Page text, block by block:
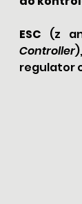
ESC (z
Controller
regulator